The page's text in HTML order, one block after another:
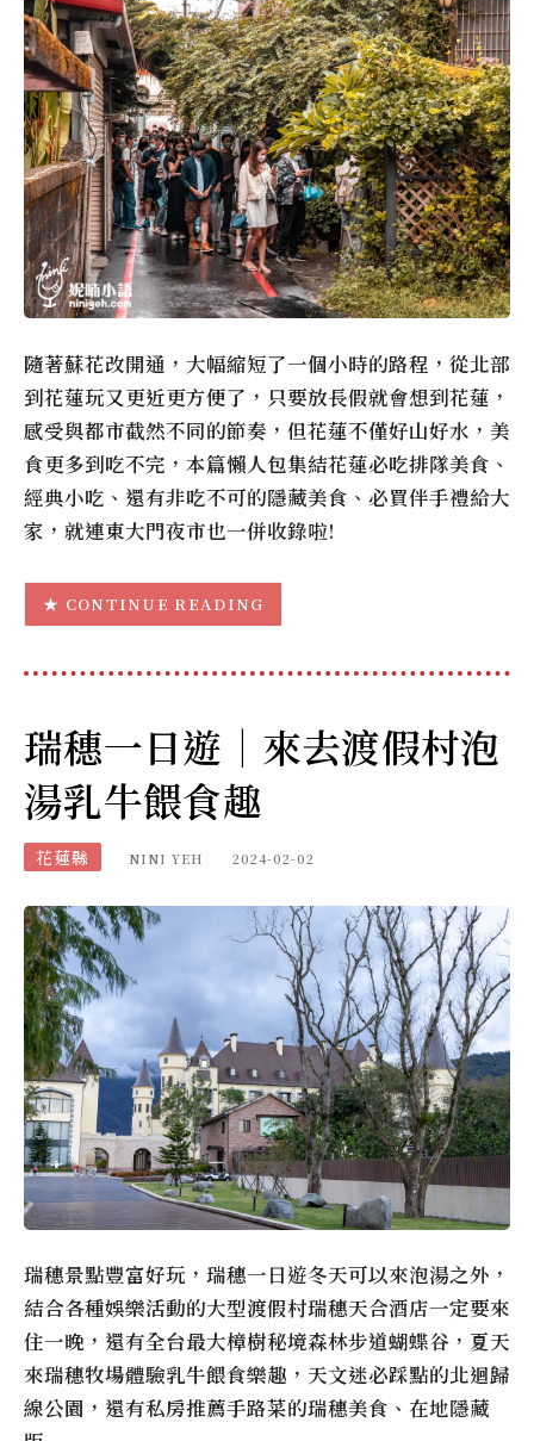
隨著蘇花改開通，大幅縮短了一個小時的路程，從北部
到花蓮玩又更近更方便了，只要放長假就會想到花蓮，
感受與都市截然不同的節奏，但花蓮不僅好山好水，美
食更多到吃不完，本篇懶人包集結花蓮必吃排隊美食、
經典小吃、還有非吃不可的隱藏美食、必買伴手禮給大
家，就連東大門夜市也一併收錄啦!
CONTINUE READING
瑞穗一日遊｜來去渡假村泡
湯乳牛餵食趣
花蓮縣 NINI YEH 2024-02-02
瑞穗景點豐富好玩，瑞穗一日遊冬天可以來泡湯之外，
結合各種娛樂活動的大型渡假村瑞穗天合酒店一定要來
住一晚，還有全台最大樟樹秘境森林步道蝴蝶谷，夏天
來瑞穗牧場體驗乳牛餵食樂趣，天文迷必踩點的北迴歸
線公園，還有私房推薦手路菜的瑞穗美食、在地隱藏